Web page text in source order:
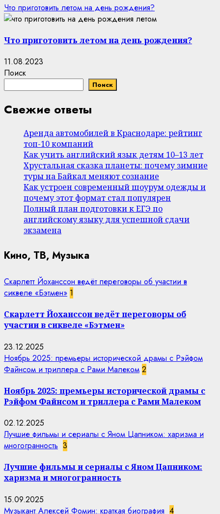
Что приготовить летом на день рождения?
Что приготовить летом на день рождения?
11.08.2023
Поиск
Поиск
Свежие ответы
Аренда автомобилей в Краснодаре: рейтинг
топ-10 компаний
Как учить английский язык детям 10–13 лет
Хрустальная сказка планеты: почему зимние
туры на Байкал меняют сознание
Как устроен современный шоурум одежды и
почему этот формат стал популярен
Полный план подготовки к ЕГЭ по
английскому языку для успешной сдачи
экзамена
Кино, ТВ, Музыка
Скарлетт Йоханссон ведёт переговоры об участии в
сиквеле «Бэтмен» 1
Скарлетт Йоханссон ведёт переговоры об
участии в сиквеле «Бэтмен»
23.12.2025
Ноябрь 2025: премьеры исторической драмы с Рэйфом
Файнсом и триллера с Рами Малеком 2
Ноябрь 2025: премьеры исторической драмы с
Рэйфом Файнсом и триллера с Рами Малеком
02.12.2025
Лучшие фильмы и сериалы с Яном Цапником: харизма и
многогранность 3
Лучшие фильмы и сериалы с Яном Цапником:
харизма и многогранность
15.09.2025
Музыкант Алексей Фомин: краткая биография 4